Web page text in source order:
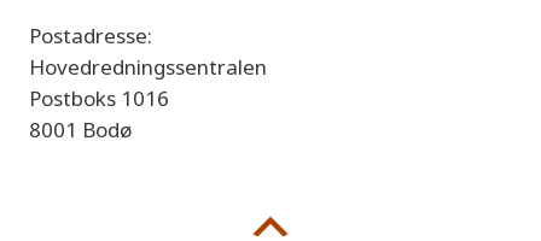
Postadresse:
Hovedredningssentralen
Postboks 1016
8001 Bodø